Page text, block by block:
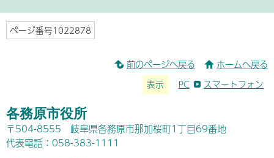
ページ番号1022878
前のページへ戻る ホームへ戻る
表示 PC スマートフォン
各務原市役所
〒504-8555 岐阜県各務原市那加桜町1丁目69番地
代表電話：058-383-1111